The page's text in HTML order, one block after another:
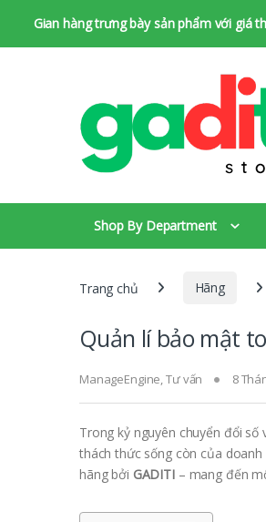
Gian hàng trưng bày sản phẩm với giá
Shop By Department
Trang chủ Hãng
Quản lí bảo mật
ManageEngine,Tư vấn 8
Trong kỷ nguyên chuyển đổi
thách thức sống còn của doanh
hãng bởi GADITI– mang đến